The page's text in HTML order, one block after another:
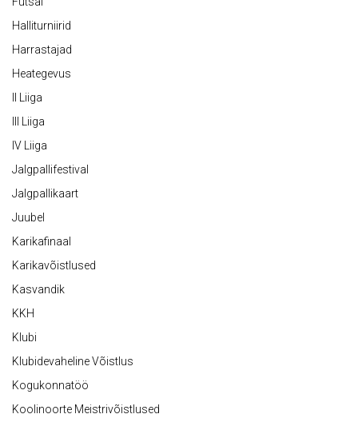
Halliturniirid
Harrastajad
Heategevus
II Liiga
III Liiga
IV Liiga
Jalgpallifestival
Jalgpallikaart
Juubel
Karikafinaal
Karikavõistlused
Kasvandik
KKH
Klubi
Klubidevaheline Võistlus
Kogukonnatöö
Koolinoorte Meistrivõistlused